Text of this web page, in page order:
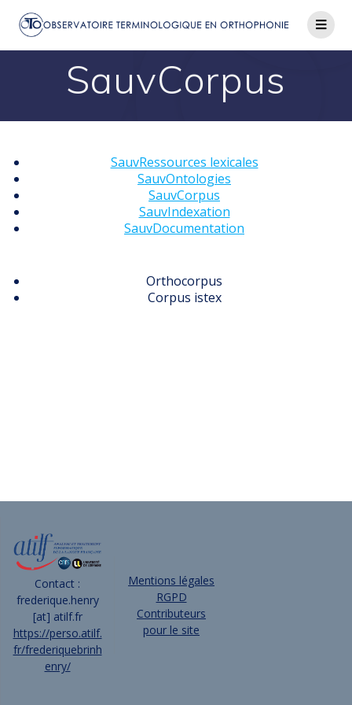
au
SauvCorpus
SauvRessources lexicales
SauvOntologies
SauvCorpus
SauvIndexation
SauvDocumentation
Orthocorpus
Corpus istex
Contact :
frederique.henry
[at] atilf.fr
https://perso.atilf.
fr/frederiquebrinh
enry/
Mentions légales
RGPD
Contributeurs
pour le site